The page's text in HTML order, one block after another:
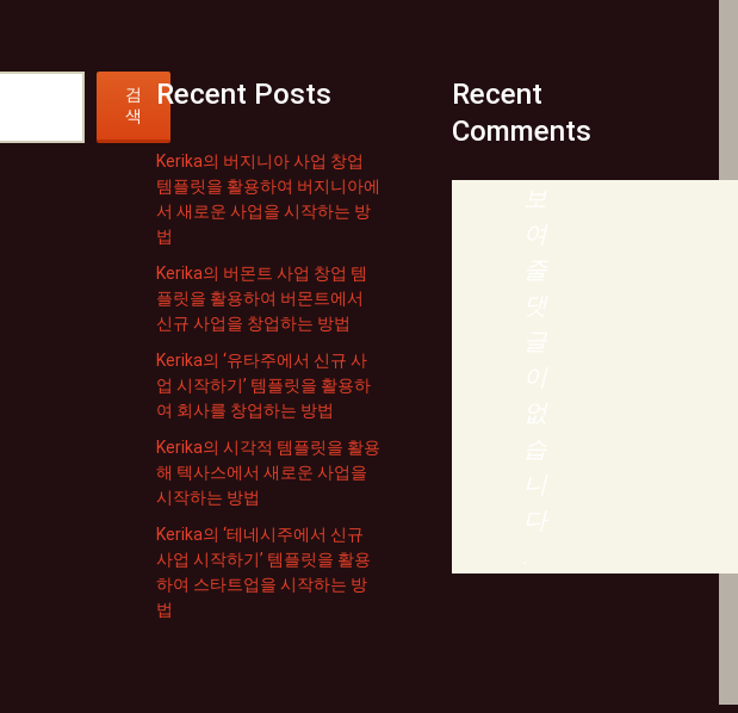
검
색
Recent Posts
Kerika의 버지니아 사업 창업
템플릿을 활용하여 버지니아에
서 새로운 사업을 시작하는 방
법
Kerika의 버몬트 사업 창업 템
플릿을 활용하여 버몬트에서
신규 사업을 창업하는 방법
Kerika의 ‘유타주에서 신규 사
업 시작하기’ 템플릿을 활용하
여 회사를 창업하는 방법
Kerika의 시각적 템플릿을 활용
해 텍사스에서 새로운 사업을
시작하는 방법
Kerika의 ‘테네시주에서 신규
사업 시작하기’ 템플릿을 활용
하여 스타트업을 시작하는 방
법
Recent
Comments
보
여
줄
댓
글
이
없
습
니
다